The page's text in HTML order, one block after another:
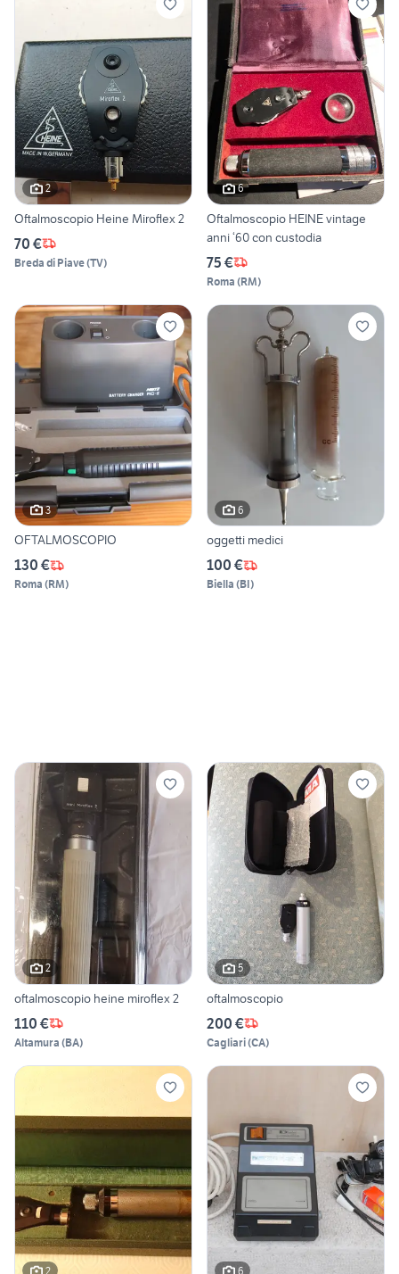
2
Oftalmoscopio Heine Miroflex 2
70 €
Breda di Piave(TV)
6
Oftalmoscopio HEINE vintage
anni ‘60 con custodia
75 €
Roma (RM)
3
OFTALMOSCOPIO
130 €
Roma (RM)
6
oggetti medici
100 €
Biella (BI)
2
oftalmoscopio heine miroflex 2
110 €
Altamura (BA)
5
oftalmoscopio
200 €
Cagliari(CA)
2 6